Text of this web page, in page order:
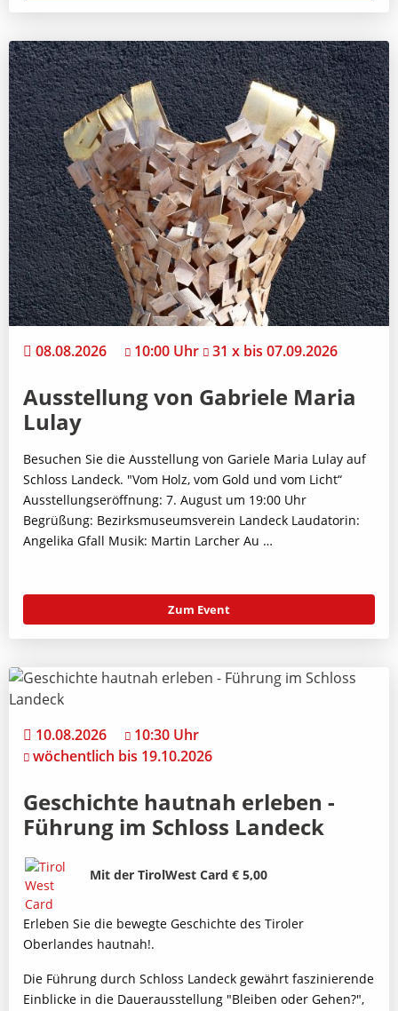
08.08.2026 10:00 Uhr 31 x bis 07.09.2026
Ausstellung von Gabriele Maria
Lulay
Besuchen Sie die Ausstellung von Gariele Maria Lulay auf
Schloss Landeck. "Vom Holz, vom Gold und vom Licht“
Ausstellungseröffnung: 7. August um 19:00 Uhr
Begrüßung: Bezirksmuseumsverein Landeck Laudatorin:
Angelika Gfall Musik: Martin Larcher Au …
Zum Event
10.08.2026
10:30 Uhr
wöchentlich bis 19.10.2026
Geschichte hautnah erleben -
Führung im Schloss Landeck
Bild
Beschreibung
Mit der TirolWest Card € 5,00
Erleben Sie die bewegte Geschichte des Tiroler
Oberlandes hautnah!.
Die Führung durch Schloss Landeck gewährt faszinierende
Einblicke in die Dauerausstellung "Bleiben oder Gehen?",